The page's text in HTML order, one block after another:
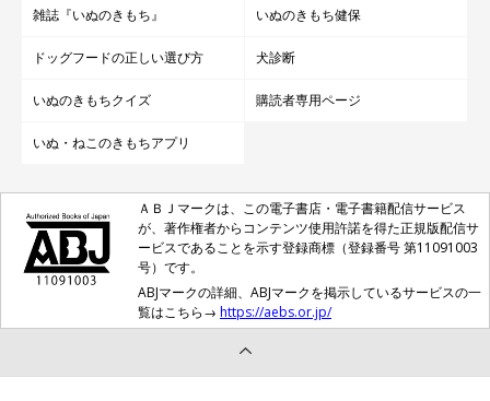
雑誌『いぬのきもち』 いぬのきもち健保
ドッグフードの正しい選び方 犬診断
いぬのきもちクイズ 購読者専用ページ
いぬ・ねこのきもちアプリ
ＡＢＪマークは、この電子書店・電子書籍配信サービス
が、著作権者からコンテンツ使用許諾を得た正規版配信サ
ービスであることを示す登録商標（登録番号 第11091003
号）です。
ABJマークの詳細、ABJマークを掲示しているサービスの一
覧はこちら→ https://aebs.or.jp/